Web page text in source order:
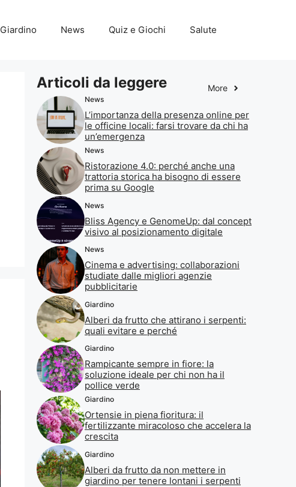
Giardino News Quiz e Giochi Salute
Articoli da leggere More
News
L’importanza della presenza online per
le officine locali: farsi trovare da chi ha
un’emergenza
News
Ristorazione 4.0: perché anche una
trattoria storica ha bisogno di essere
prima su Google
News
Bliss Agency e GenomeUp: dal concept
visivo al posizionamento digitale
News
Cinema e advertising: collaborazioni
studiate dalle migliori agenzie
pubblicitarie
Giardino
Alberi da frutto che attirano i serpenti:
quali evitare e perché
Giardino
Rampicante sempre in fiore: la
soluzione ideale per chi non ha il
pollice verde
Giardino
Ortensie in piena fioritura: il
fertilizzante miracoloso che accelera la
crescita
Giardino
Alberi da frutto da non mettere in
giardino per tenere lontani i serpenti